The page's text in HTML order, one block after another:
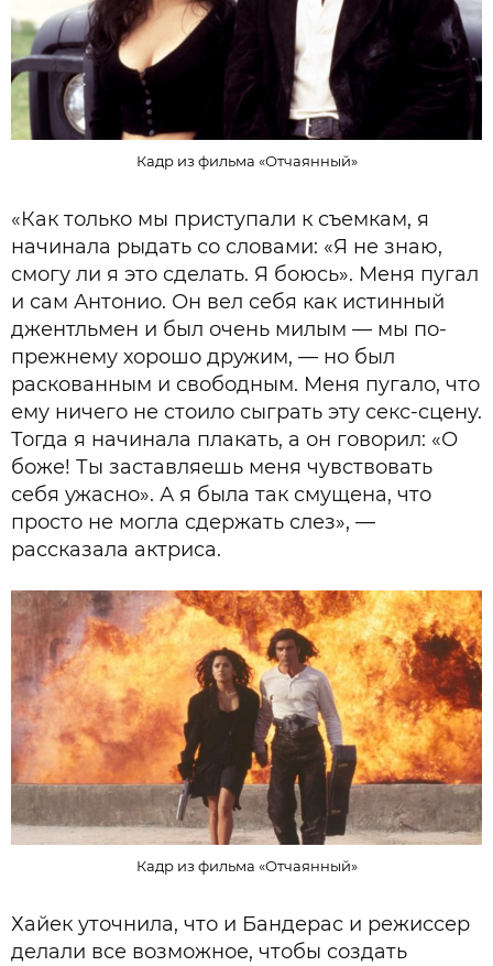
Кадр из фильма «Отчаянный»
«Как только мы приступали к съемкам, я
начинала рыдать со словами: «Я не знаю,
смогу ли я это сделать. Я боюсь». Меня пугал
и сам Антонио. Он вел себя как истинный
джентльмен и был очень милым — мы по-
прежнему хорошо дружим, — но был
раскованным и свободным. Меня пугало, что
ему ничего не стоило сыграть эту секс-сцену.
Тогда я начинала плакать, а он говорил: «О
боже! Ты заставляешь меня чувствовать
себя ужасно». А я была так смущена, что
просто не могла сдержать слез», —
рассказала актриса.
Кадр из фильма «Отчаянный»
Хайек уточнила, что и Бандерас и режиссер
делали все возможное, чтобы создать